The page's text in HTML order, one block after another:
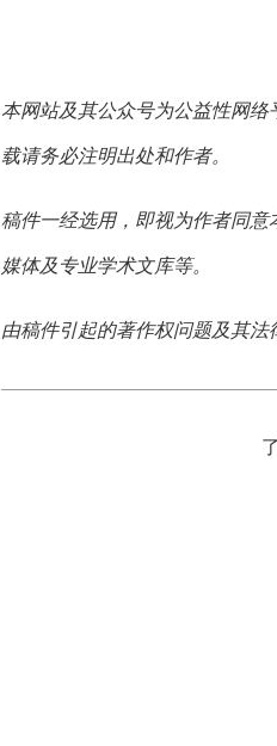
本网站及其公众号为公益性网
载请务必注明出处和作者。
稿件一经选用，即视为作者同
媒体及专业学术文库等。
由稿件引起的著作权问题及其法